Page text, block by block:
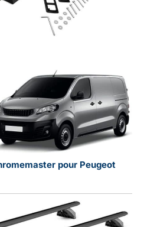
pour Peugeot